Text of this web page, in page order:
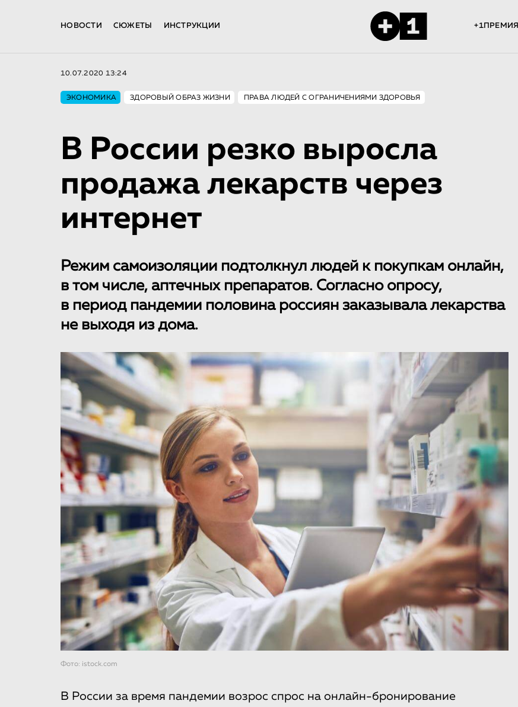
НОВОСТИ СЮЖЕТЫ ИНСТРУКЦИИ +1ПРЕМИЯ
10.07.2020 13:24
ЭКОНОМИКА ЗДОРОВЫЙ ОБРАЗ ЖИЗНИ ПРАВА ЛЮДЕЙ С ОГРАНИЧЕНИЯМИ ЗДОРОВЬЯ
В России резко выросла
продажа лекарств через
интернет
Режим самоизоляции подтолкнул людей к покупкам онлайн,
в том числе, аптечных препаратов. Согласно опросу,
в период пандемии половина россиян заказывала лекарства
не выходя из дома.
Фото: istock.com
В России за время пандемии возрос спрос на онлайн-бронирование